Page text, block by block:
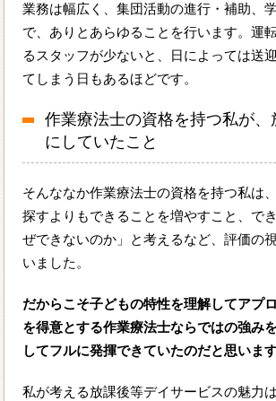
業務は幅広く、集団活動の進行・補助、
で、ありとあらゆることを行います。運
るスタッフが少ないと、日によっては送
てしまう日もあるほどです。
作業療法士の資格を持つ私が、
にしていたこと
そんななか作業療法士の資格を持つ私は
探すよりもできることを増やすこと、で
ぜできないのか」と考えるなど、評価の
いました。
だからこそ子どもの特性を理解してアプ
を得意とする作業療法士ならではの強み
してフルに発揮できていたのだと思います
私が考える放課後等デイサービスの魅力